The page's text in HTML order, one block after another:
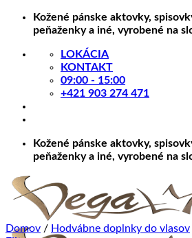
Skip
Kožené pánske aktovky,
peňaženky a iné, vyrobené na
LOKÁCIA
KONTAKT
09:00 - 15:00
+421 903 274 471
Kožené pánske aktovky,
peňaženky a iné, vyrobené na
Domov / Hodvábne doplnky do vlasov